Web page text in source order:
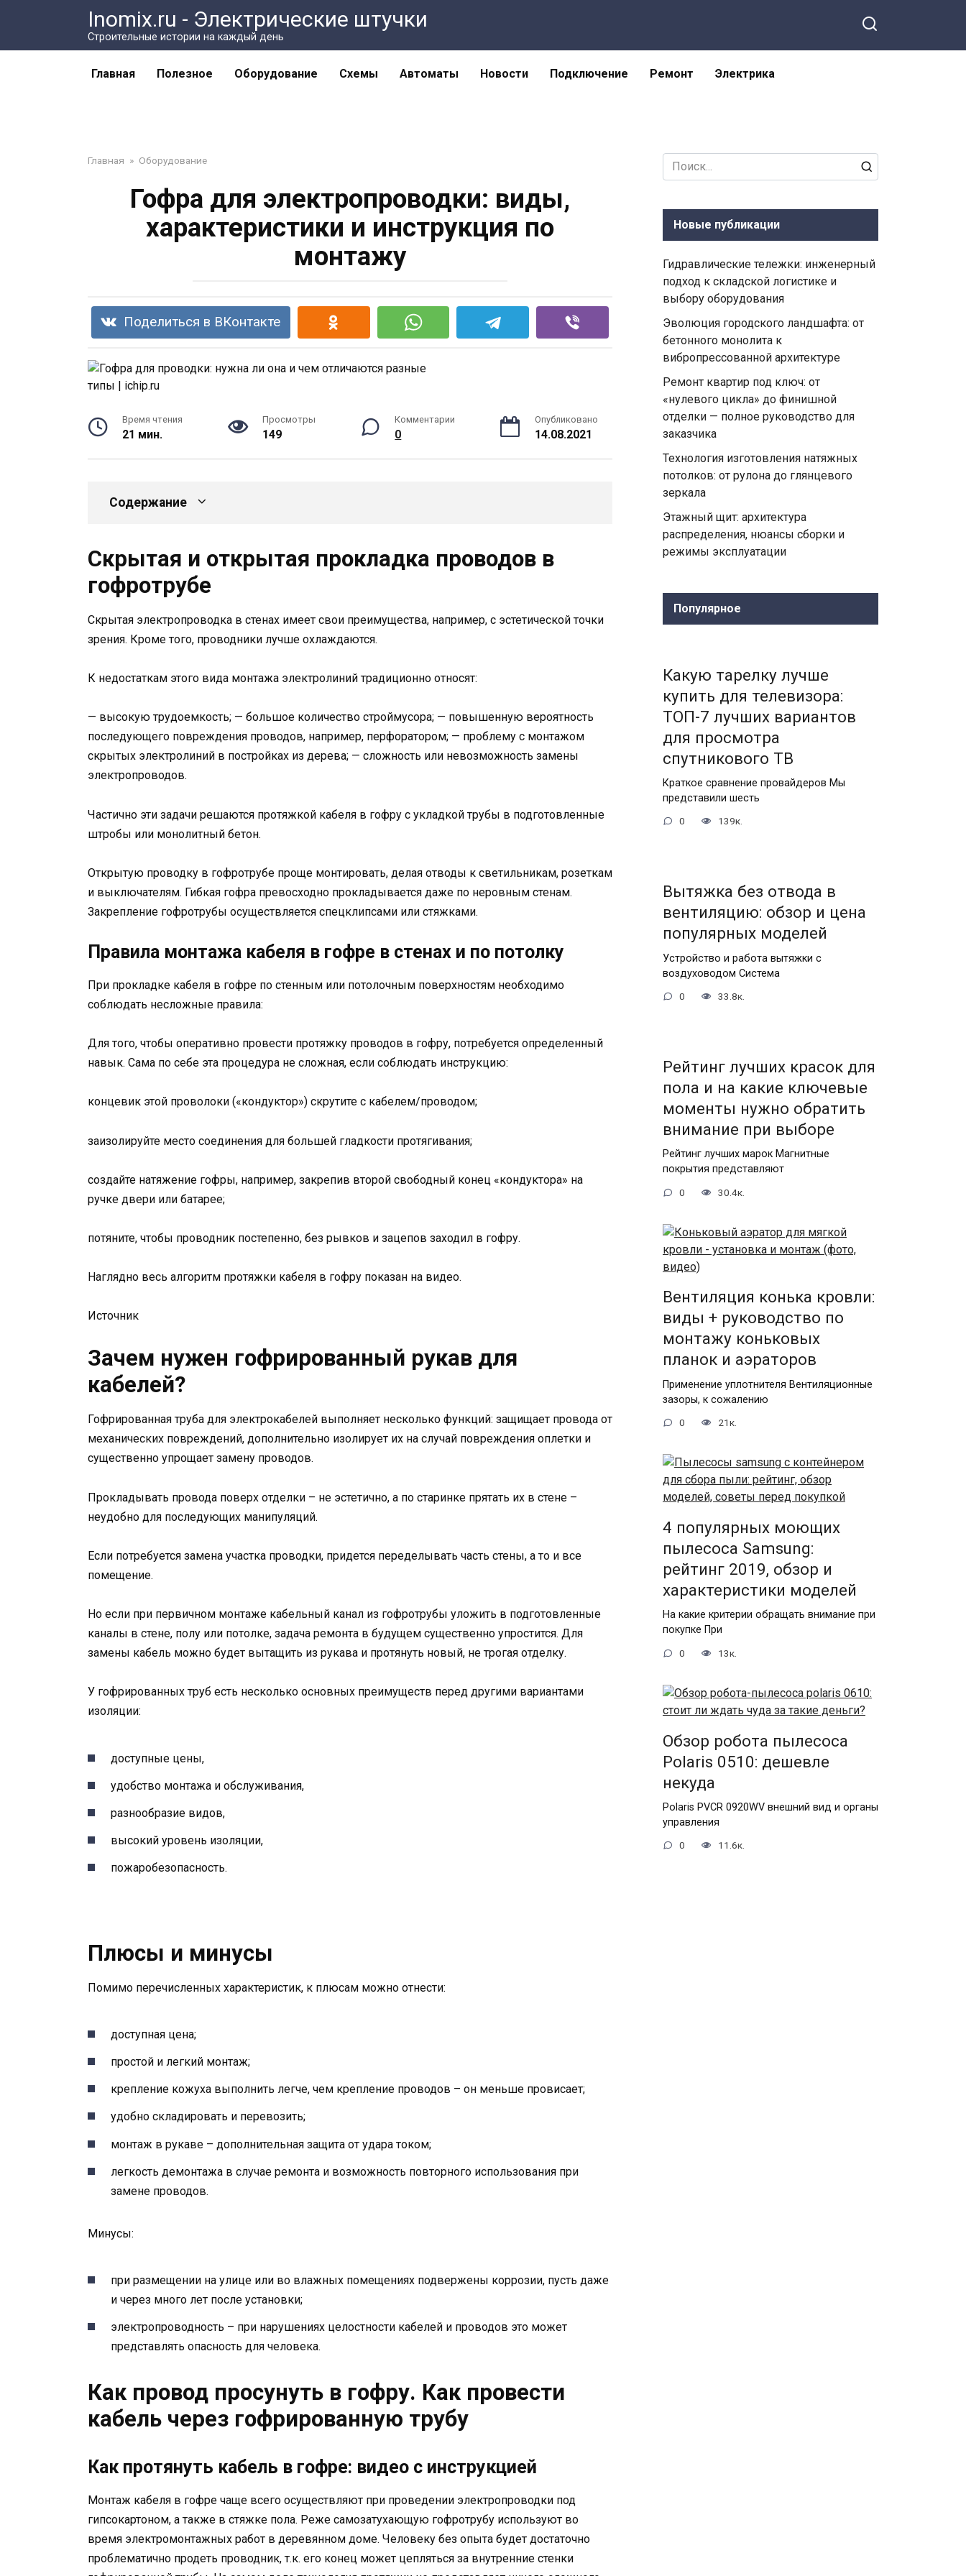
Inomix.ru - Электрические штучки
Cтроительные истории на каждый день
Главная Полезное Оборудование Схемы Автоматы Новости Подключение Ремонт Электрика
Главная » Оборудование
Гофра для электропроводки: виды,
характеристики и инструкция по
монтажу
Поделиться в ВКонтакте
Время чтения
21 мин.
Просмотры
149
Комментарии
0
Опубликовано
14.08.2021
Содержание
Скрытая и открытая прокладка проводов в
гофротрубе
Скрытая электропроводка в стенах имеет свои преимущества, например, с эстетической точки
зрения. Кроме того, проводники лучше охлаждаются.
К недостаткам этого вида монтажа электролиний традиционно относят:
— высокую трудоемкость; — большое количество строймусора; — повышенную вероятность
последующего повреждения проводов, например, перфоратором; — проблему с монтажом
скрытых электролиний в постройках из дерева; — сложность или невозможность замены
электропроводов.
Частично эти задачи решаются протяжкой кабеля в гофру с укладкой трубы в подготовленные
штробы или монолитный бетон.
Открытую проводку в гофротрубе проще монтировать, делая отводы к светильникам, розеткам
и выключателям. Гибкая гофра превосходно прокладывается даже по неровным стенам.
Закрепление гофротрубы осуществляется спецклипсами или стяжками.
Правила монтажа кабеля в гофре в стенах и по потолку
При прокладке кабеля в гофре по стенным или потолочным поверхностям необходимо
соблюдать несложные правила:
Для того, чтобы оперативно провести протяжку проводов в гофру, потребуется определенный
навык. Сама по себе эта процедура не сложная, если соблюдать инструкцию:
концевик этой проволоки («кондуктор») скрутите с кабелем/проводом;
заизолируйте место соединения для большей гладкости протягивания;
создайте натяжение гофры, например, закрепив второй свободный конец «кондуктора» на
ручке двери или батарее;
потяните, чтобы проводник постепенно, без рывков и зацепов заходил в гофру.
Наглядно весь алгоритм протяжки кабеля в гофру показан на видео.
Источник
Зачем нужен гофрированный рукав для
кабелей?
Гофрированная труба для электрокабелей выполняет несколько функций: защищает провода от
механических повреждений, дополнительно изолирует их на случай повреждения оплетки и
существенно упрощает замену проводов.
Прокладывать провода поверх отделки – не эстетично, а по старинке прятать их в стене –
неудобно для последующих манипуляций.
Если потребуется замена участка проводки, придется переделывать часть стены, а то и все
помещение.
Но если при первичном монтаже кабельный канал из гофротрубы уложить в подготовленные
каналы в стене, полу или потолке, задача ремонта в будущем существенно упростится. Для
замены кабель можно будет вытащить из рукава и протянуть новый, не трогая отделку.
У гофрированных труб есть несколько основных преимуществ перед другими вариантами
изоляции:
доступные цены,
удобство монтажа и обслуживания,
разнообразие видов,
высокий уровень изоляции,
пожаробезопасность.
Плюсы и минусы
Помимо перечисленных характеристик, к плюсам можно отнести:
доступная цена;
простой и легкий монтаж;
крепление кожуха выполнить легче, чем крепление проводов – он меньше провисает;
удобно складировать и перевозить;
монтаж в рукаве – дополнительная защита от удара током;
легкость демонтажа в случае ремонта и возможность повторного использования при
замене проводов.
Минусы:
при размещении на улице или во влажных помещениях подвержены коррозии, пусть даже
и через много лет после установки;
электропроводность – при нарушениях целостности кабелей и проводов это может
представлять опасность для человека.
Как провод просунуть в гофру. Как провести
кабель через гофрированную трубу
Как протянуть кабель в гофре: видео с инструкцией
Монтаж кабеля в гофре чаще всего осуществляют при проведении электропроводки под
гипсокартоном, а также в стяжке пола. Реже самозатухающую гофротрубу используют во
время электромонтажных работ в деревянном доме. Человеку без опыта будет достаточно
проблематично продеть проводник, т.к. его конец может цепляться за внутренние стенки
Search
for:
Новые публикации
Гидравлические тележки: инженерный
подход к складской логистике и
выбору оборудования
Эволюция городского ландшафта: от
бетонного монолита к
вибропрессованной архитектуре
Ремонт квартир под ключ: от
«нулевого цикла» до финишной
отделки — полное руководство для
заказчика
Технология изготовления натяжных
потолков: от рулона до глянцевого
зеркала
Этажный щит: архитектура
распределения, нюансы сборки и
режимы эксплуатации
Популярное
Какую тарелку лучше
купить для телевизора:
ТОП-7 лучших вариантов
для просмотра
спутникового ТВ
Краткое сравнение провайдеров Мы
представили шесть
0 139к.
Вытяжка без отвода в
вентиляцию: обзор и цена
популярных моделей
Устройство и работа вытяжки с
воздуховодом Система
0 33.8к.
Рейтинг лучших красок для
пола и на какие ключевые
моменты нужно обратить
внимание при выборе
Рейтинг лучших марок Магнитные
покрытия представляют
0 30.4к.
Вентиляция конька кровли:
виды + руководство по
монтажу коньковых
планок и аэраторов
Применение уплотнителя Вентиляционные
зазоры, к сожалению
0 21к.
4 популярных моющих
пылесоса Samsung:
рейтинг 2019, обзор и
характеристики моделей
На какие критерии обращать внимание при
покупке При
0 13к.
Обзор робота пылесоса
Polaris 0510: дешевле
некуда
Polaris PVCR 0920WV внешний вид и органы
управления
0 11.6к.